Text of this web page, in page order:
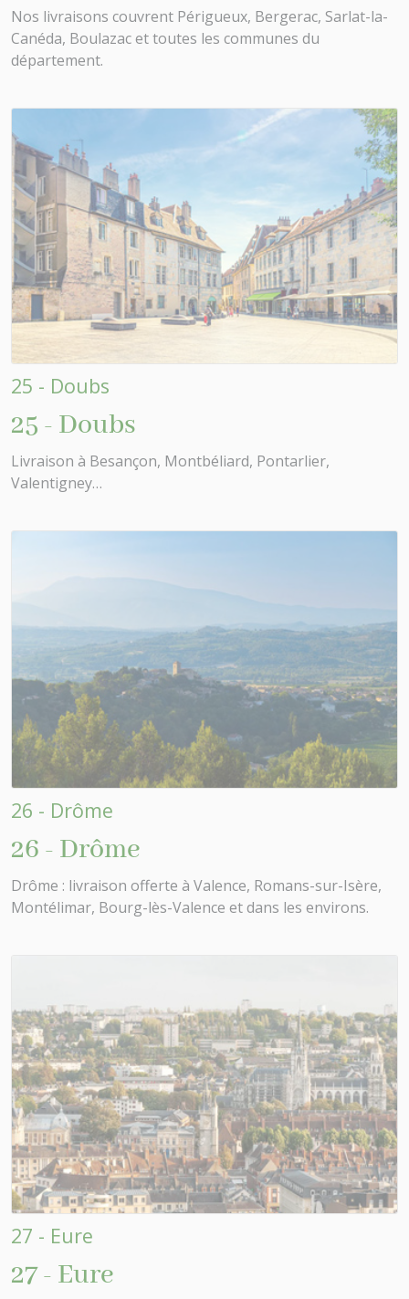
Nos livraisons couvrent Périgueux, Bergerac, Sarlat-la-
Canéda, Boulazac et toutes les communes du
département.
25 - Doubs
25 - Doubs
Livraison à Besançon, Montbéliard, Pontarlier,
Valentigney…
26 - Drôme
26 - Drôme
Drôme : livraison offerte à Valence, Romans-sur-Isère,
Montélimar, Bourg-lès-Valence et dans les environs.
27 - Eure
27 - Eure